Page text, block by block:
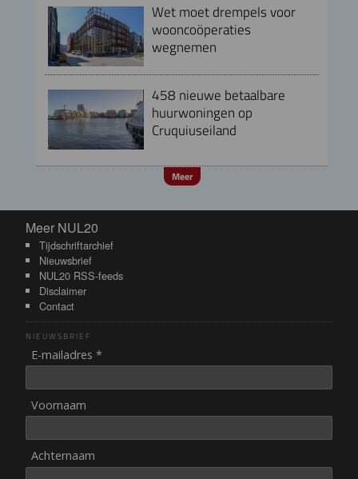
Wet moet drempels voor
wooncoöperaties
wegnemen
458 nieuwe betaalbare
huurwoningen op
Cruquiuseiland
Meer
Meer NUL20
Meer NUL20
Tijdschriftarchief
Nieuwsbrief
NUL20 RSS-feeds
Disclaimer
Contact
NIEUWSBRIEF
E-mailadres *
Voornaam
Achternaam